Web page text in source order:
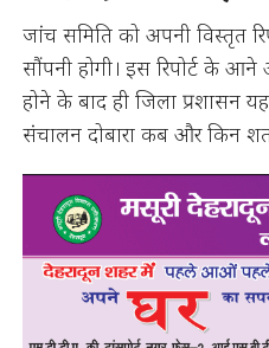
जांच समिति को अपनी विस्तृत
सौंपनी होगी। इस रिपोर्ट के
होने के बाद ही जिला प्रशासन
संचालन दोबारा कब और किन